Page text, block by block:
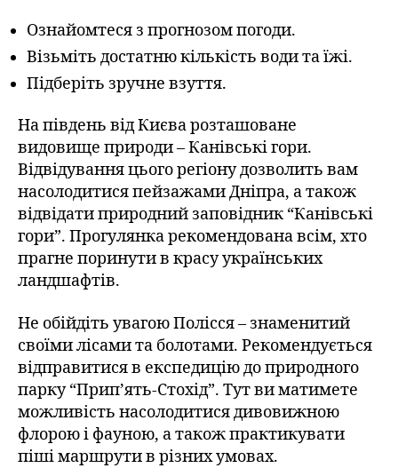
Ознайомтеся з прогнозом погоди.
Візьміть достатню кількість води та їжі.
Підберіть зручне взуття.
На південь від Києва розташоване
видовище природи – Канівські гори.
Відвідування цього регіону дозволить вам
насолодитися пейзажами Дніпра, а також
відвідати природний заповідник “Канівські
гори”. Прогулянка рекомендована всім, хто
прагне поринути в красу українських
ландшафтів.
Не обійдіть увагою Полісся – знаменитий
своїми лісами та болотами. Рекомендується
відправитися в експедицію до природного
парку “Прип’ять-Стохід”. Тут ви матимете
можливість насолодитися дивовижною
флорою і фауною, а також практикувати
піші маршрути в різних умовах.